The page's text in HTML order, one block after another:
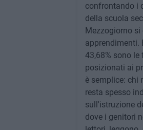
confrontando i
della scuola
Mezzogiorno si
apprendimenti.
43,68% sono
posizionati ai
è semplice: chi
resta spesso
sull'istruzione
dove i genitori